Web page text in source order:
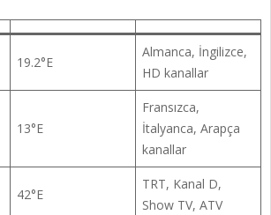
19.2°E
Almanca, İngilizce,
HD kanallar
13°E
Fransızca,
İtalyanca, Arapça
kanallar
42°E
TRT, Kanal D,
Show TV, ATV